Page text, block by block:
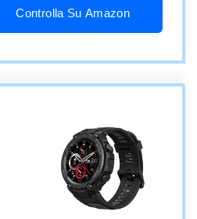
Controlla Su Amazon